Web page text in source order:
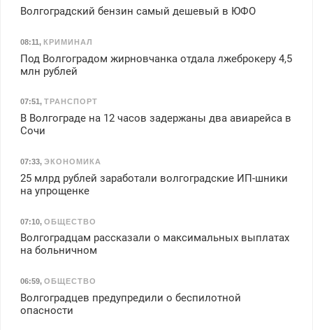
Волгоградский бензин самый дешевый в ЮФО
08:11, КРИМИНАЛ
Под Волгоградом жирновчанка отдала лжеброкеру 4,5
млн рублей
07:51 , ТРАНСПОРТ
В Волгограде на 12 часов задержаны два авиарейса в
Сочи
07:33, ЭКОНОМИКА
25 млрд рублей заработали волгоградские ИП-шники
на упрощенке
07:10, ОБЩЕСТВО
Волгоградцам рассказали о максимальных выплатах
на больничном
06:59, ОБЩЕСТВО
Волгоградцев предупредили о беспилотной
опасности